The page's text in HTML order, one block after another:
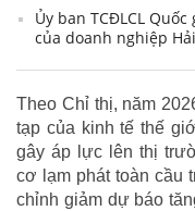
Ủy ban TCĐLCL
của doanh nghiệp
Theo Chỉ thị, năm
tạp của kinh tế thế
gây áp lực lên thị
cơ lạm phát toàn cầu
chỉnh giảm dự báo